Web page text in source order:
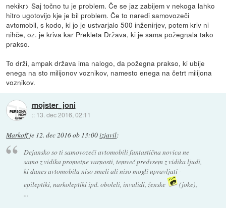
nekikr> Saj točno tu je problem. Če se jaz zabijem v nekoga lahko
hitro ugotovijo kje je bil problem. Če to naredi samovozeči
avtomobil, s kodo, ki jo je ustvarjalo 500 inženirjev, potem kriv ni
nihče, oz. je kriva kar Prekleta Država, ki je sama požegnala tako
prakso.
To drži, ampak država ima nalogo, da požegna prakso, ki ubije
enega na sto milijonov voznikov, namesto enega na četrt milijona
voznikov.
mojster_joni
:: 13. dec 2016, 02:11
Markoffje 12. dec 2016 ob 13:00izjavil:
Dejansko so ti samovozeči avtomobili fantastična novica ne
samo z vidika prometne varnosti, temveč predvsem z vidika ljudi,
ki danes avtomobila niso smeli ali niso mogli upravljati -
epileptiki, narkoleptiki ipd. oboleli, invalidi, ženske
(joke),
...